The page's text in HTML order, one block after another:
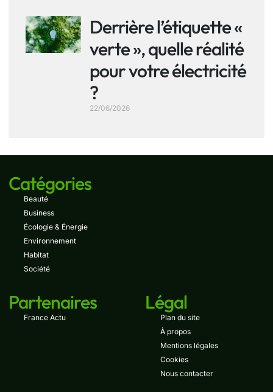
Derrière l’étiquette «
verte », quelle réalité
pour votre électricité
?
22/06/2026
Catégories
Beauté
Business
Écologie & Énergie
Environnement
Habitat
Société
Partenaires
France Actu
Légal
Plan du site
À propos
Mentions légales
Cookies
Nous contacter